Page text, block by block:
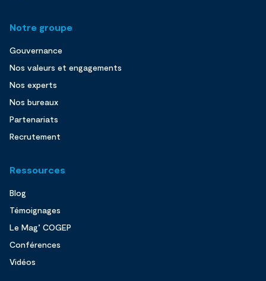
Notre groupe
Gouvernance
Nos valeurs et engagements
Nos experts
Nos bureaux
Partenariats
Recrutement
Ressources
Blog
Témoignages
Le Mag’ COGEP
Conférences
Vidéos